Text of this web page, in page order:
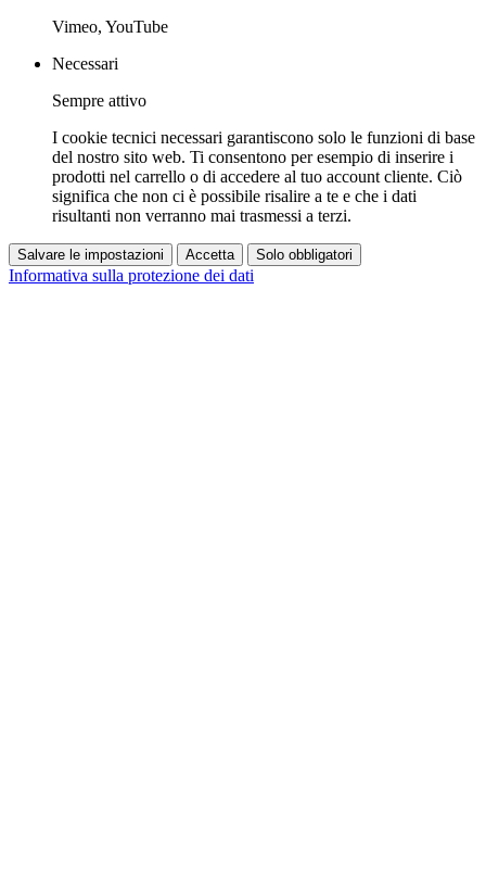
Vimeo, YouTube
Necessari
Sempre attivo
I cookie tecnici necessari garantiscono solo le funzioni di base
del nostro sito web. Ti consentono per esempio di inserire i
prodotti nel carrello o di accedere al tuo account cliente. Ciò
significa che non ci è possibile risalire a te e che i dati
risultanti non verranno mai trasmessi a terzi.
Salvare le impostazioni Accetta Solo obbligatori
Informativa sulla protezione dei dati